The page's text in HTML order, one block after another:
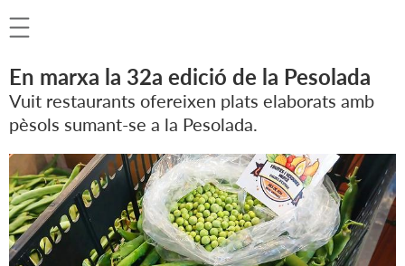
En marxa la 32a edició de la Pesolada
Vuit restaurants ofereixen plats elaborats amb
pèsols sumant-se a la Pesolada.